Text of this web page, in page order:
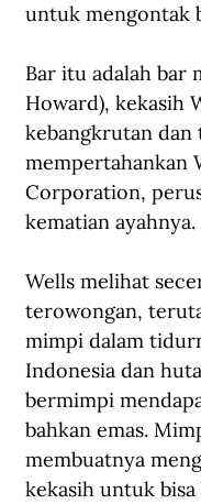
untuk mengontak
Bar itu adalah bar
Howard), kekasih
kebangkrutan
mempertahankan
Corporation,
kematian ayahnya.
Wells melihat
terowongan,
mimpi dalam
Indonesia dan
bermimpi
bahkan emas.
membuatnya
kekasih untuk